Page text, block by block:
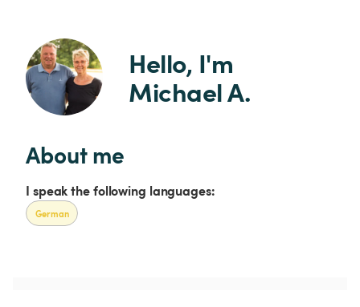
Hello, I'm
Michael A.
About me
I speak the following languages:
German